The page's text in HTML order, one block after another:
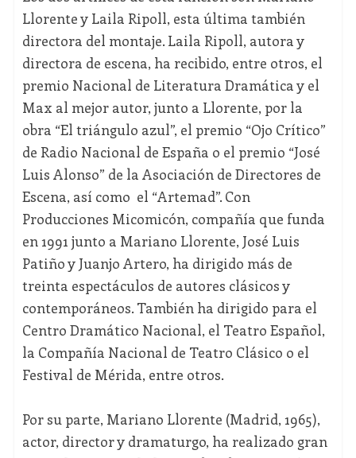
Llorente y Laila Ripoll, esta última también
directora del montaje. Laila Ripoll, autora y
directora de escena, ha recibido, entre otros, el
premio Nacional de Literatura Dramática y el
Max al mejor autor, junto a Llorente, por la
obra “El triángulo azul”, el premio “Ojo Crítico”
de Radio Nacional de España o el premio “José
Luis Alonso” de la Asociación de Directores de
Escena, así como el “Artemad”. Con
Producciones Micomicón, compañía que funda
en 1991 junto a Mariano Llorente, José Luis
Patiño y Juanjo Artero, ha dirigido más de
treinta espectáculos de autores clásicos y
contemporáneos. También ha dirigido para el
Centro Dramático Nacional, el Teatro Español,
la Compañía Nacional de Teatro Clásico o el
Festival de Mérida, entre otros.
Por su parte, Mariano Llorente (Madrid, 1965),
actor, director y dramaturgo, ha realizado gran